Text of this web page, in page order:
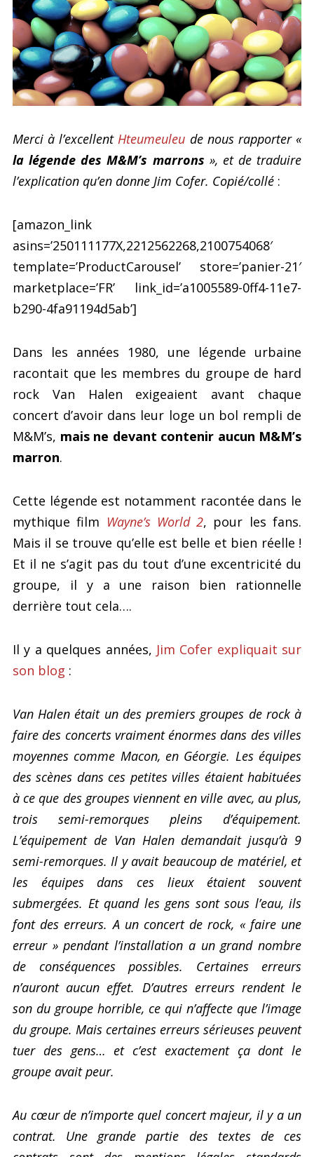
Merci à l’excellentHteumeuleu de nous rapporter «
la légende des M&M’s marrons », et de traduire
l’explication qu’en donne Jim Cofer. Copié/collé :
[amazon_link
asins=’250111177X,2212562268,2100754068′
template=’ProductCarousel’ store=’panier-21′
marketplace=’FR’ link_id=’a1005589-0ff4-11e7-
b290-4fa91194d5ab’]
Dans les années 1980, une légende urbaine
racontait que les membres du groupe de hard
rock Van Halen exigeaient avant chaque
concert d’avoir dans leur loge un bol rempli de
M&M’s, mais ne devant contenir aucun M&M’s
marron.
Cette légende est notamment racontée dans le
mythique film Wayne’s World 2, pour les fans.
Mais il se trouve qu’elle est belle et bien réelle !
Et il ne s’agit pas du tout d’une excentricité du
groupe, il y a une raison bien rationnelle
derrière tout cela….
Il y a quelques années, Jim Cofer expliquait sur
son blog :
Van Halen était un des premiers groupes de rock à
faire des concerts vraiment énormes dans des villes
moyennes comme Macon, en Géorgie. Les équipes
des scènes dans ces petites villes étaient habituées
à ce que des groupes viennent en ville avec, au plus,
trois semi-remorques pleins d’équipement.
L’équipement de Van Halen demandait jusqu’à 9
semi-remorques. Il y avait beaucoup de matériel, et
les équipes dans ces lieux étaient souvent
submergées. Et quand les gens sont sous l’eau, ils
font des erreurs. A un concert de rock, « faire une
erreur » pendant l’installation a un grand nombre
de conséquences possibles. Certaines erreurs
n’auront aucun effet. D’autres erreurs rendent le
son du groupe horrible, ce qui n’affecte que l’image
du groupe. Mais certaines erreurs sérieuses peuvent
tuer des gens… et c’est exactement ça dont le
groupe avait peur.
Au cœur de n’importe quel concert majeur, il y a un
contrat. Une grande partie des textes de ces